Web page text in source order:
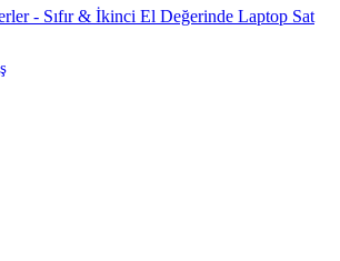
- Sıfır & İkinci El Değerinde Laptop Sat